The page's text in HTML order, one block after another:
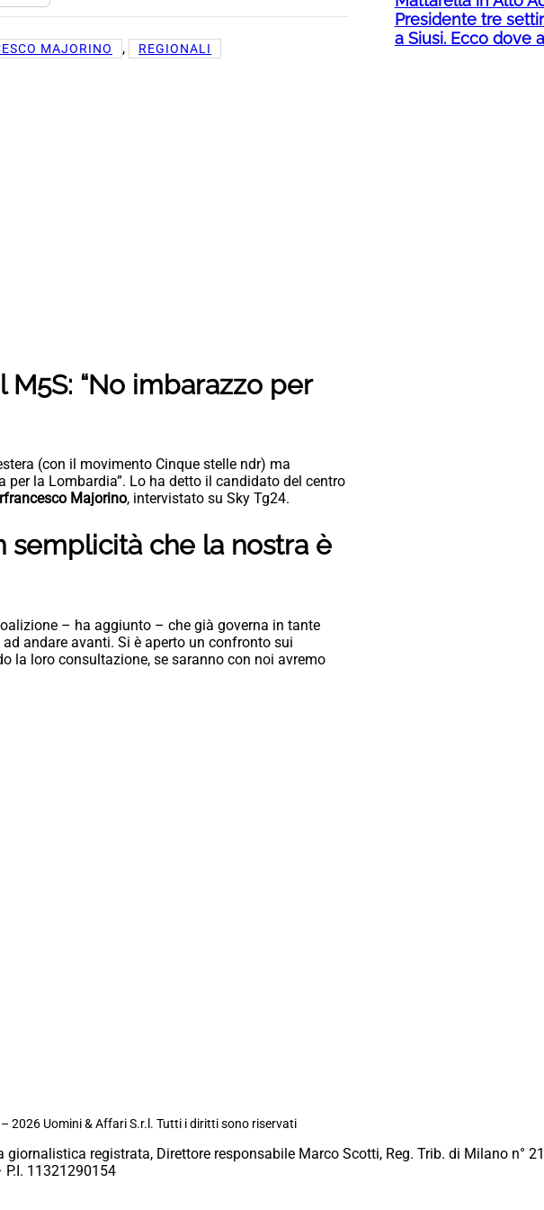
MAJORINO , REGIONALI
M5S: “No imbarazzo per
(con il movimento Cinque stelle ndr) ma
per la Lombardia”. Lo ha detto il candidato del centro
Majorino, intervistato su Sky Tg24.
semplicità che la nostra è
– ha aggiunto – che già governa in tante
andare avanti. Si è aperto un confronto sui
la loro consultazione, se saranno con noi avremo
Presidente tre
a Siusi. Ecco dove
2026 Uomini & Affari S.r.l. Tutti i diritti sono riservati
giornalistica registrata, Direttore responsabile Marco Scotti, Reg. Trib. di Milano n°
P.I. 11321290154